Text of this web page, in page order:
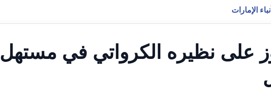
الإمارات
على نظيره الكرواتي في مستهل